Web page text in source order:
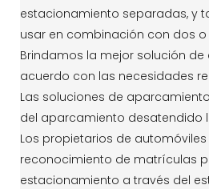
estacionamiento separadas, y
usar en combinación con dos
Brindamos la mejor solución
acuerdo con las necesidades
Las soluciones de
del aparcamiento desatendido
Los propietarios de automóviles
reconocimiento de matrículas
estacionamiento a través del